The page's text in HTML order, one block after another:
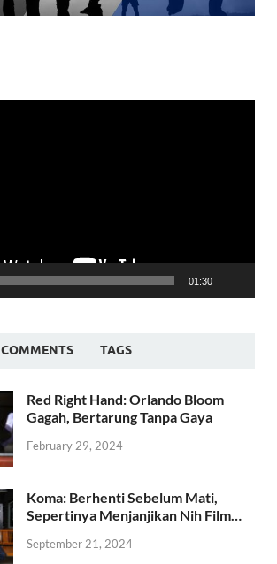
01:30
COMMENTS TAGS
Red Right Hand: Orlando Bloom
Gagah, Bertarung Tanpa Gaya
February 29, 2024
Koma: Berhenti Sebelum Mati,
Sepertinya Menjanjikan Nih Film…
September 21, 2024